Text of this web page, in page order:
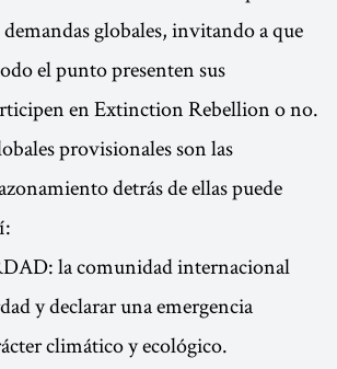
demandas globales, invitando a que
el punto presenten sus
en Extinction Rebellion o no.
provisionales son las
detrás de ellas puede
la comunidad internacional
y declarar una emergencia
climático y ecológico.